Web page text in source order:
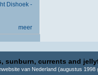
Dishoek -
meer
sunburn, currents and
van Nederland (augustus 1998